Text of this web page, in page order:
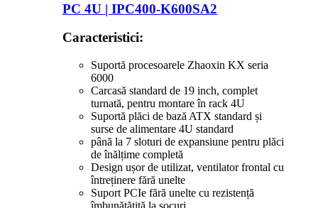
PC 4U | IPC400-K600SA2
Caracteristici:
Suportă procesoarele Zhaoxin KX seria
6000
Carcasă standard de 19 inch, complet
turnată, pentru montare în rack 4U
Suportă plăci de bază ATX standard și
surse de alimentare 4U standard
până la 7 sloturi de expansiune pentru plăci
de înălțime completă
Design ușor de utilizat, ventilator frontal cu
întreținere fără unelte
Suport PCIe fără unelte cu rezistență
îmbunătățită la șocuri